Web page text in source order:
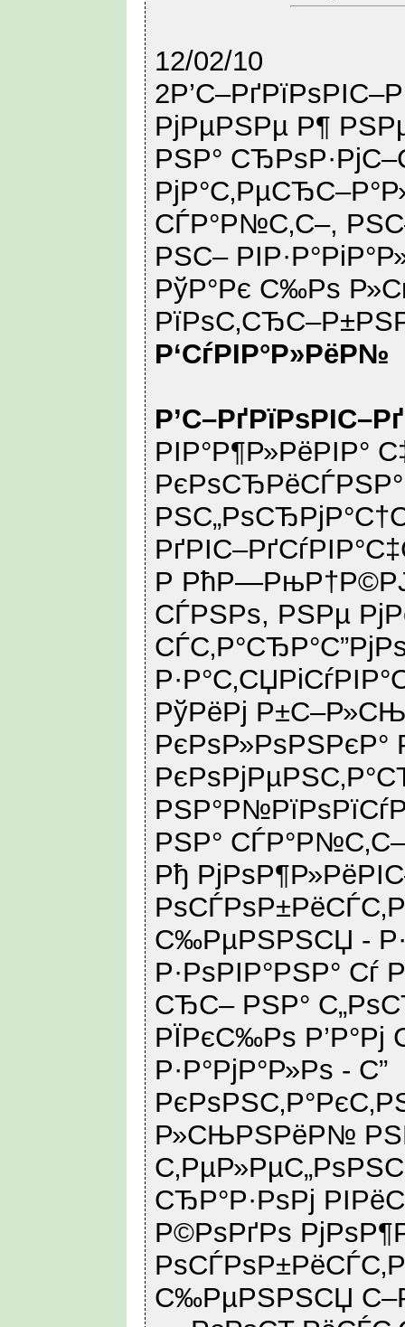
12/02/10
РјРµРЅРµ Р¶
РЅР°
СЃР°Р№С‚С–,
РЅС–
РўР°Рє С‰Рѕ
Р‘СѓРІР°Р»РёР№
РІР°Р¶Р»РёРІР°
Р
СЃРЅРѕ, РЅРµ
РўРёРј
РЅР°
Рђ
С‰РµРЅРЅСЏ -
Р·РѕРІР°РЅР° Сѓ
СЂС– РЅР°
РЇРєС‰Рѕ
Р·Р°РјР°Р»Рѕ - С”
Р»СЊРЅРёР№
СЂР°Р·РѕРј
Р©РѕРґРѕ
С‰РµРЅРЅСЏ